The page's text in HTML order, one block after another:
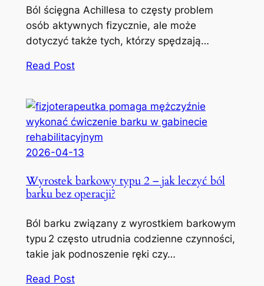
Ból ścięgna Achillesa to częsty problem
osób aktywnych fizycznie, ale może
dotyczyć także tych, którzy spędzają…
Read Post
2026-04-13
Wyrostek barkowy typu 2 – jak leczyć ból
barku bez operacji?
Ból barku związany z wyrostkiem barkowym
typu 2 często utrudnia codzienne czynności,
takie jak podnoszenie ręki czy…
Read Post